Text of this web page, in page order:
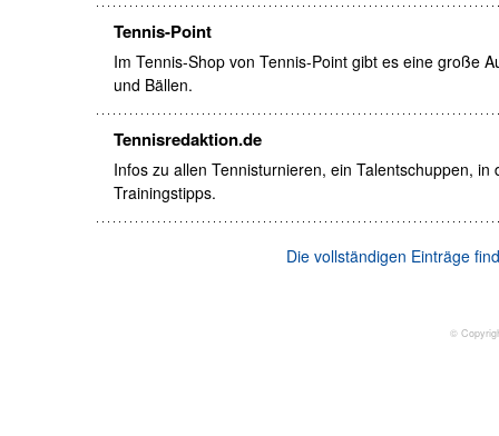
Tennis-Point
Im Tennis-Shop von Tennis-Point gibt es eine große
und Bällen.
Tennisredaktion.de
Infos zu allen Tennisturnieren, ein Talentschuppen,
Trainingstipps.
Die vollständigen Einträge
©